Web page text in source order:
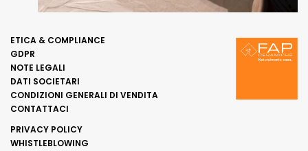
ETICA & COMPLIANCE
GDPR
NOTE LEGALI
DATI SOCIETARI
CONDIZIONI GENERALI DI VENDITA
CONTATTACI
PRIVACY POLICY
WHISTLEBLOWING